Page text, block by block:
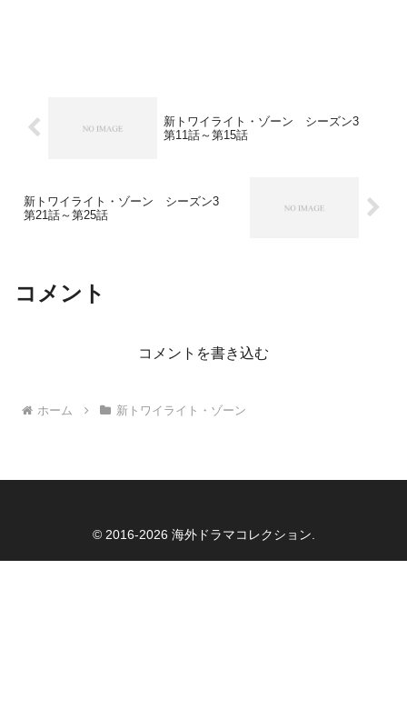
新トワイライト・ゾーン シーズン3
第11話～第15話
新トワイライト・ゾーン シーズン3
第21話～第25話
コメント
コメントを書き込む
ホーム 新トワイライト・ゾーン
© 2016-2026 海外ドラマコレクション.